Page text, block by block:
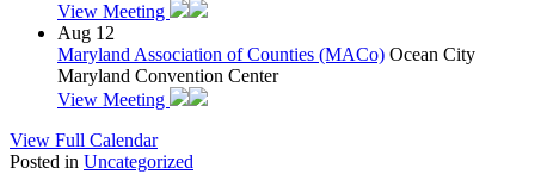
View Meeting
Aug 12
Maryland Association of Counties (MACo) Ocean City
Maryland Convention Center
View Meeting
View Full Calendar
Posted in Uncategorized